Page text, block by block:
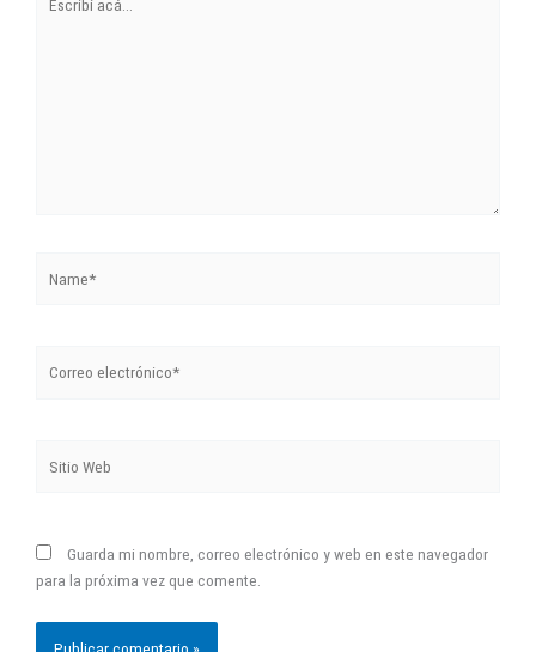
acá...
electrónico*
Web
Guarda mi nombre, correo electrónico y web en este navegador
para la próxima vez que comente.